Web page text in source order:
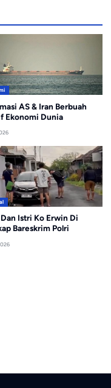
AS & Iran Berbuah
Ekonomi Dunia
Istri Ko Erwin Di
Bareskrim Polri